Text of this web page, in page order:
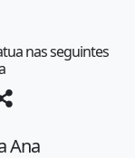
nas seguintes
Ana